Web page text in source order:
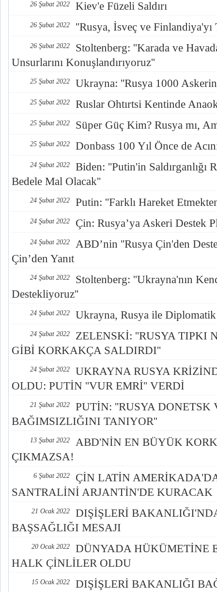
26 Şubat 2022 Kiev'e Füzeli Saldırı
26 Şubat 2022 ''Rusya, İsveç ve Finlandiya'yı
26 Şubat 2022
Stoltenberg: ''Karada ve
Unsurlarını Konuşlandırıyoruz''
25 Şubat 2022 Ukrayna: ''Rusya 1000
25 Şubat 2022 Ruslar Ohtırtsi Kentinde
25 Şubat 2022 Süper Güç Kim? Rusya mı,
25 Şubat 2022 Donbass 100 Yıl Önce de
24 Şubat 2022
Biden: ''Putin'in Saldırganlığı
Bedele Mal Olacak''
24 Şubat 2022 Putin: ''Farklı Hareket
24 Şubat 2022 Çin: Rusya’ya Askeri Destek
24 Şubat 2022
ABD’nin ''Rusya Çin'den
Çin’den Yanıt
24 Şubat 2022
Stoltenberg: ''Ukrayna'nın
Destekliyoruz''
24 Şubat 2022 Ukrayna, Rusya ile
24 Şubat 2022
ZELENSKİ: ''RUSYA TIPKI
GİBİ KORKAKÇA SALDIRDI''
24 Şubat 2022
UKRAYNA RUSYA
OLDU: PUTİN ''VUR EMRİ'' VERDİ
21 Şubat 2022
PUTİN: ''RUSYA
BAĞIMSIZLIĞINI TANIYOR''
13 Şubat 2022
ABD'NİN EN BÜYÜK
ÇIKMAZSA!
6 Şubat 2022
ÇİN LATİN
SANTRALİNİ ARJANTİN'DE KURACAK
21 Ocak 2022
DIŞİŞLERİ
BAŞSAĞLIĞI MESAJI
20 Ocak 2022
DÜNYADA HÜKÜMETİNE
HALK ÇİNLİLER OLDU
15 Ocak 2022
DIŞİŞLERİ BAKANLIĞI